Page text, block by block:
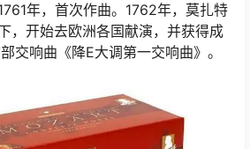
年，首次作曲。1762年，莫扎特
，开始去欧洲各国献演，并获得成
交响曲《降E大调第一交响曲》。